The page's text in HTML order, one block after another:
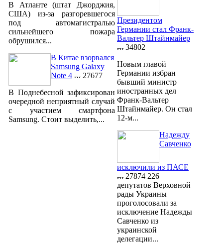
В Атланте (штат Джорджия,
США) из-за разгоревшегося
под автомагистралью
сильнейшего пожара
обрушился...
В Китае взорвался
Samsung Galaxy
Note 4
27677
В Поднебесной зафиксирован
очередной неприятный случай
с участием смартфона
Samsung. Стоит выделить,...
Президентом
Германии стал Франк-
Вальтер Штайнмайер
34802
Новым главой
Германии избран
бывший министр
иностранных дел
Франк-Вальтер
Штайнмайер. Он стал
12-м...
Надежду
Савченко
исключили из ПАСЕ
27874 226
депутатов Верховной
рады Украины
проголосовали за
исключение Надежды
Савченко из
украинской
делегации...